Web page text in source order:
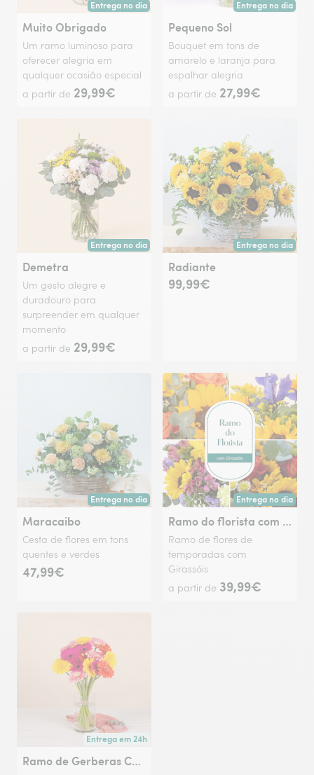
Entrega no dia
Entrega hoje ou na data à tua escolha.
Muito Obrigado
Um ramo luminoso para
oferecer alegria em
qualquer ocasião especial
a partir de 29,99€
Entrega no dia
Entrega hoje ou na
Pequeno Sol
Bouquet em tons de
amarelo e laranja para
espalhar alegria
a partir de 27,99€
Entrega no dia
Entrega hoje ou na data à tua escolha.
Demetra
Um gesto alegre e
duradouro para
surpreender em qualquer
momento
a partir de 29,99€
Entrega no dia
Entrega hoje ou na
Radiante
99,99€
Entrega no dia
Entrega hoje ou na data à tua escolha.
Maracaibo
Cesta de flores em tons
quentes e verdes
47,99€
Entrega no dia
Entrega hoje ou na
Ramo do florista com girassóis
Ramo de flores de
temporadas com
Girassóis
a partir de 39,99€
Entrega em 24h
Entrega a partir de amanhã ou na data à tua escolha.
Ramo de Gerberas Coloridas